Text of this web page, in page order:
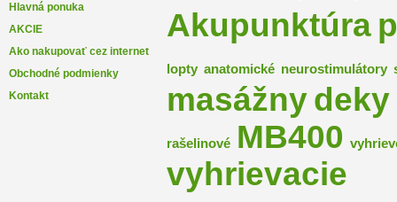
Hlavná ponuka
AKCIE
Ako nakupovať cez internet
Obchodné podmienky
Kontakt
Akupunktúra
lopty anatomické neurostimulátory
masážnydeky
rašelinové MB400
vyhrievacie